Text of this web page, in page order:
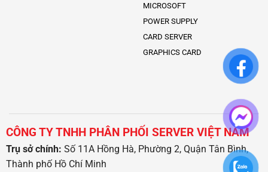
MICROSOFT
POWER SUPPLY
CARD SERVER
GRAPHICS CARD
CÔNG TY TNHH PHÂN PHỐI SERVER VIỆT NAM
Trụ sở chính: Số 11A Hồng Hà, Phường 2, Quận Tân Bình,
Thành phố Hồ Chí Minh